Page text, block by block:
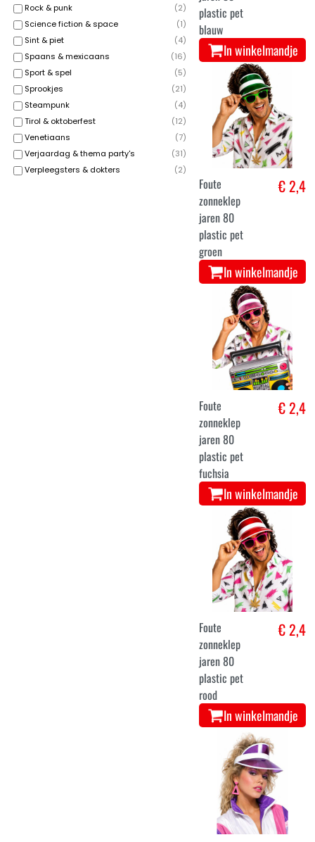
Rock & punk
(2)
Science fiction & space
(1)
Sint & piet
(4)
Spaans & mexicaans
(16)
Sport & spel
(5)
Sprookjes
(21)
Steampunk
(4)
Tirol & oktoberfest
(12)
Venetiaans
(7)
Verjaardag & thema party's
(31)
Verpleegsters & dokters
(2)
plastic pet
blauw
In winkelmandje
Foute
zonneklep
jaren 80
plastic pet
groen
€ 2,4
In winkelmandje
Foute
zonneklep
jaren 80
plastic pet
fuchsia
€ 2,4
In winkelmandje
Foute
zonneklep
jaren 80
plastic pet
rood
€ 2,4
In winkelmandje